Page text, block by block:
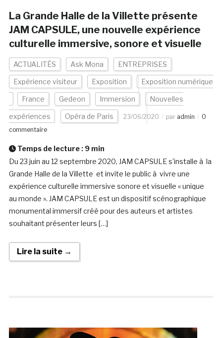
La Grande Halle de la Villette présente
JAM CAPSULE, une nouvelle expérience
culturelle immersive, sonore et visuelle
ACTUALITÉS Ask Mona ENTREPRISES
Expérience visiteur Exposition Exposition numérique
France Gedeon Immersion Nouvelles
expériences Opéra de Paris 23/06/2020 par admin
0
commentaire
Temps de lecture : 9 min
Du 23 juin au 12 septembre 2020, JAM CAPSULE s’installe à la
Grande Halle de la Villette et invite le public à vivre une
expérience culturelle immersive sonore et visuelle « unique
au monde ». JAM CAPSULE est un dispositif scénographique
monumental immersif créé pour des auteurs et artistes
souhaitant présenter leurs […]
Lire la suite →